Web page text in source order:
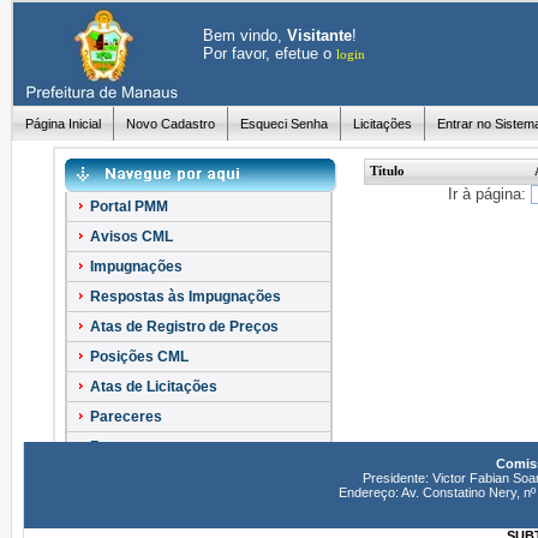
Bem vindo, Visitante!
Por favor, efetue o login
Página Inicial Novo Cadastro Esqueci Senha Licitações Entrar no
Portal PMM
Avisos CML
Impugnações
Respostas às Impugnações
Atas de Registro de Preços
Posições CML
Atas de Licitações
Pareceres
Recursos
Título
Ir à página:
Presidente: Victor Fabian
Endereço: Av. Constatino Nery,